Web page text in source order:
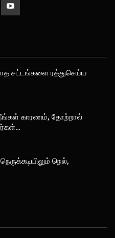
சட்டங்களை ரத்துசெய்ய
காரணம், தோற்றால்
நெல்,